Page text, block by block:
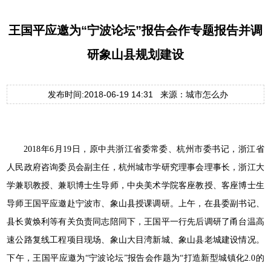
王国平应邀为“宁波论坛”报告会作专题报告并调
研象山县规划建设
发布时间:2018-06-19 14:31 来源：城市怎么办
2018年6月19日，原中共浙江省委常委、杭州市委书记，浙江省
人民政府咨询委员会副主任，杭州城市学研究理事会理事长，浙江大
学兼职教授、兼职博士生导师，中央美术学院客座教授、客座博士生
导师王国平应邀赴宁波市、象山县授课调研。上午，在县委副书记、
县长黄焕利等有关负责同志陪同下，王国平一行先后调研了甬台温高
速公路复线工程项目现场、象山大目湾新城、象山县老城建设情况。
下午，王国平应邀为“宁波论坛”报告会作题为“打造新型城镇化2.0的